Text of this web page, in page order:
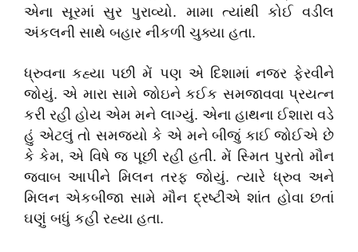
એના સૂરમાં સુર પુરાવ્યો. મામા ત્યાંથી કોઈ વડીલ
અંકલની સાથે બહાર નીકળી ચુક્યા હતા.
ધ્રુવના કહ્યા પછી મેં પણ એ દિશામાં નજર ફેરવીને
જોયું. એ મારા સામે જોઇને કઈક સમજાવવા પ્રયત્ન
કરી રહી હોય એમ મને લાગ્યું. એના હાથના ઈશારા વડે
હું એટલું તો સમજ્યો કે એ મને બીજું કાઈ જોઈએ છે
કે કેમ, એ વિષે જ પૂછી રહી હતી. મેં સ્મિત પુરતો મૌન
જવાબ આપીને મિલન તરફ જોયું. ત્યારે ધ્રુવ અને
મિલન એકબીજા સામે મૌન દ્રષ્ટીએ શાંત હોવા છતાં
ઘણું બધું કહી રહ્યા હતા.